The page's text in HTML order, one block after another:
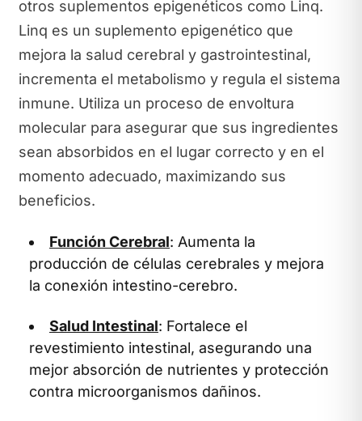
otros suplementos epigenéticos como Linq.
Linq es un suplemento epigenético que
mejora la salud cerebral y gastrointestinal,
incrementa el metabolismo y regula el sistema
inmune. Utiliza un proceso de envoltura
molecular para asegurar que sus ingredientes
sean absorbidos en el lugar correcto y en el
momento adecuado, maximizando sus
beneficios.
Función Cerebral: Aumenta la
producción de células cerebrales y mejora
la conexión intestino-cerebro.
Salud Intestinal: Fortalece el
revestimiento intestinal, asegurando una
mejor absorción de nutrientes y protección
contra microorganismos dañinos.